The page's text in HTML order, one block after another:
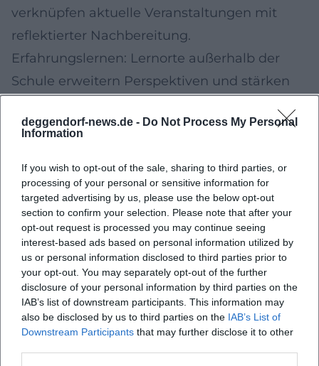
deggendorf-news.de - Do Not Process My Personal
Information
If you wish to opt-out of the sale, sharing to third parties, or
processing of your personal or sensitive information for
targeted advertising by us, please use the below opt-out
section to confirm your selection. Please note that after your
opt-out request is processed you may continue seeing
interest-based ads based on personal information utilized by
us or personal information disclosed to third parties prior to
your opt-out. You may separately opt-out of the further
disclosure of your personal information by third parties on the
IAB’s list of downstream participants. This information may
also be disclosed by us to third parties on the IAB’s List of
Downstream Participants that may further disclose it to other
verknüpfen aktuelle Veranstaltungen mit
reflektierter Nachbereitung.
Erfahrungslernen: Lernorte außerhalb der
Schule erweitern Perspektiven und stärken
Kooperation: Schulen arbeiten mit
zusammen, um Projekte vom
Rechercheauftrag bis zur öffentlichen
Präsentation umzusetzen.
Kultur in ländlichen Räumen: Was
Deggendorf stärken wird
Die kommenden Vorhaben orientieren sich
an bewährten Handlungsfeldern für ländliche
Regionen:
Beratung und Begleitung für Initiativen – von